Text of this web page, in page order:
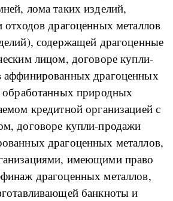
лома таких изделий,
отходов драгоценных металлов
содержащей драгоценные
лицом, договоре купли-
аффинированных драгоценных
обработанных природных
кредитной организацией с
договоре купли-продажи
драгоценных металлов,
имеющими право
драгоценных металлов,
банкноты и